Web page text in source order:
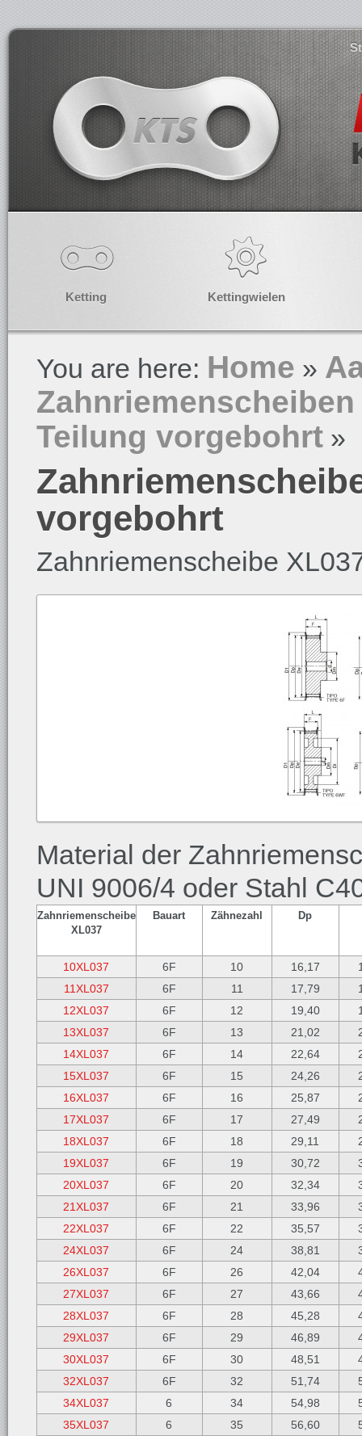
Ketting Kettingwielen
You are here: Home »
Zahnriemenscheiben
Teilung vorgebohrt »
vorgebohrt
Zahnriemenscheibe
Material der
UNI 9006/4 oder Stahl
Zahnriemenscheibe
XL037
Bauart Zähnezahl Dp
10XL037 6F 10 16,17
11XL037
6F 11 17,79
12XL037
6F 12 19,40
13XL037
6F 13 21,02
14XL037
6F 14 22,64
15XL037
6F 15 24,26
16XL037
6F 16 25,87
17XL037
6F 17 27,49
18XL037
6F 18 29,11
19XL037
6F 19 30,72
20XL037
6F 20 32,34
21XL037
6F 21 33,96
22XL037
6F 22 35,57
24XL037
6F 24 38,81
26XL037
6F 26 42,04
27XL037
6F 27 43,66
28XL037
6F 28 45,28
29XL037
6F 29 46,89
30XL037
6F 30 48,51
32XL037
6F 32 51,74
34XL037
6 34 54,98
35XL037
6 35 56,60